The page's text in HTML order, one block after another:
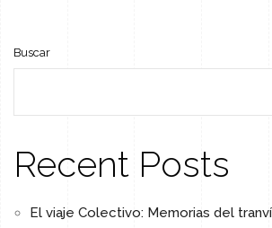
Buscar
Recent Posts
El viaje Colectivo: Memorias del